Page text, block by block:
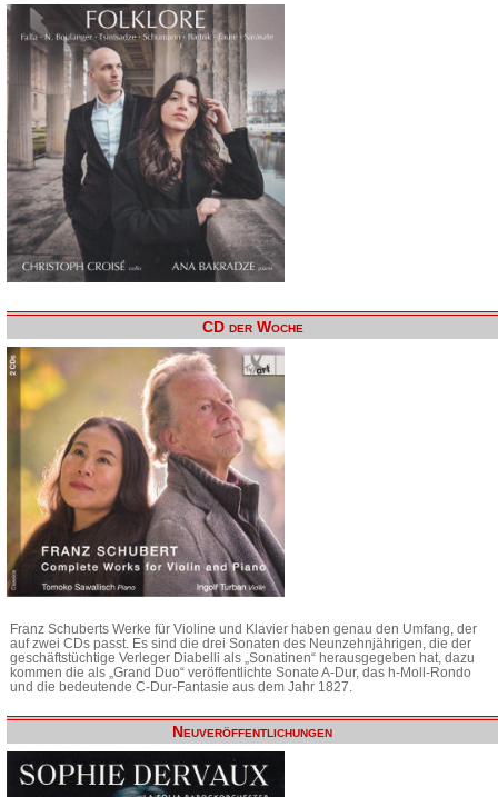
CD der Woche
Franz Schuberts Werke für Violine und Klavier haben genau den Umfang, der
auf zwei CDs passt. Es sind die drei Sonaten des Neunzehnjährigen, die der
geschäftstüchtige Verleger Diabelli als „Sonatinen“ herausgegeben hat, dazu
kommen die als „Grand Duo“ veröffentlichte Sonate A-Dur, das h-Moll-Rondo
und die bedeutende C-Dur-Fantasie aus dem Jahr 1827.
Neuveröffentlichungen